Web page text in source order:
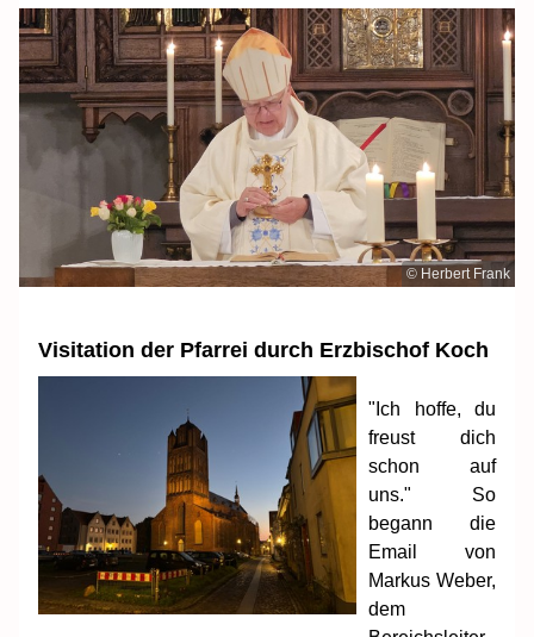
© Herbert Frank
Visitation der Pfarrei durch Erzbischof Koch
"Ich hoffe, du
freust dich
schon auf
uns." So
begann die
Email von
Markus Weber,
dem